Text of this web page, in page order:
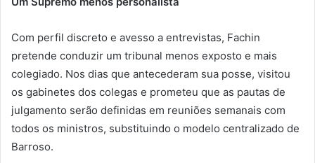
Com perfil discreto e avesso a entrevistas, Fachin
pretende conduzir um tribunal menos exposto e mais
colegiado. Nos dias que antecederam sua posse, visitou
os gabinetes dos colegas e prometeu que as pautas de
julgamento serão definidas em reuniões semanais com
todos os ministros, substituindo o modelo centralizado de
Barroso.